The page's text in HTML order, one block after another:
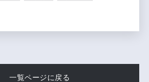
一覧ページに戻る